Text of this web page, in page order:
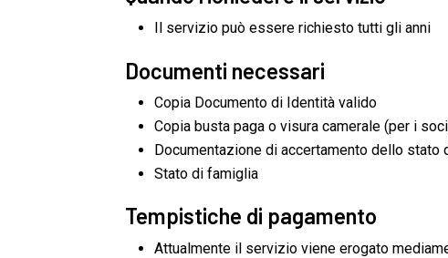
Il servizio può essere richiesto tutti gli anni
Documenti necessari
Copia Documento di Identità valido
Copia busta paga o visura camerale (per i
Documentazione di accertamento dello stato
Stato di famiglia
Tempistiche di pagamento
Attualmente il servizio viene erogato